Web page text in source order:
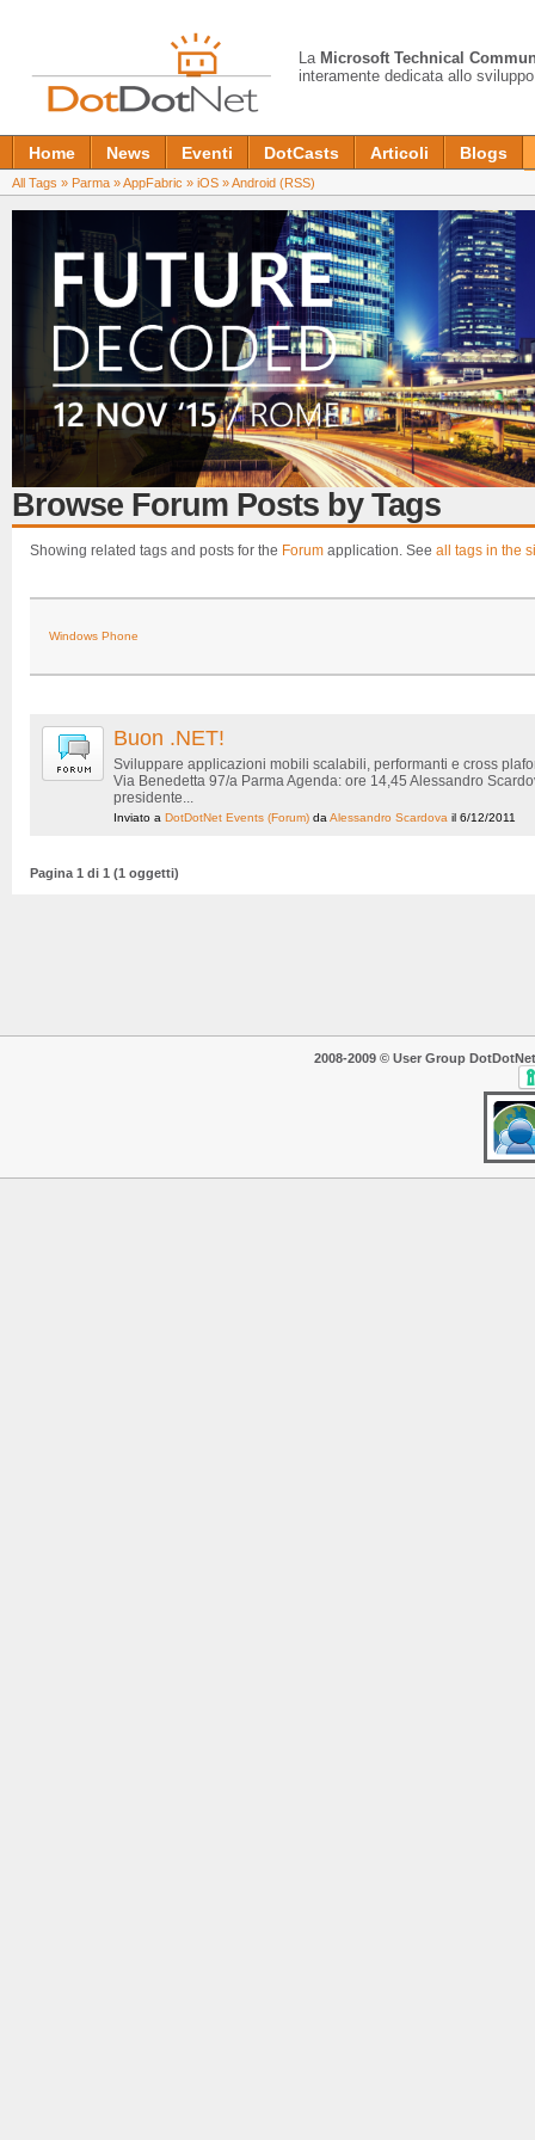
La Microsoft Technical
interamente dedicata allo
Home News Eventi DotCasts Articoli Blogs
All Tags » Parma »AppFabric » iOS »Android (RSS)
Browse Forum Posts by Tags
Showing related tags and posts for the Forum application. See all tags in the
Windows Phone
Buon .NET!
Sviluppare applicazioni mobili scalabili, performanti e cross
Via Benedetta 97/a Parma Agenda: ore 14,45 Alessandro
presidente...
Inviato a DotDotNet Events (Forum) daAlessandro Scardova il 6/12/2011
Pagina 1 di 1 (1 oggetti)
2008-2009 © User Group